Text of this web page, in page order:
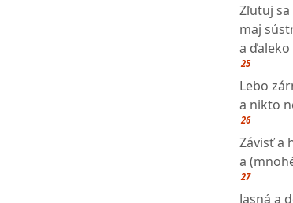
Zľutuj
maj
a
25
Lebo
a nikto
26
Závisť a
a
27
Jasná a